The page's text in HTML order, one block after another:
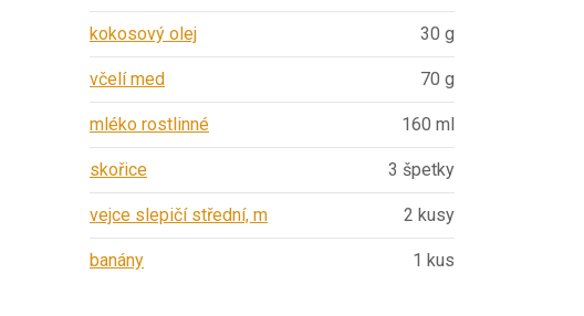
kokosový olej 30 g
včelí med 70 g
mléko rostlinné 160 ml
skořice 3 špetky
vejce slepičí střední, m 2 kusy
banány 1 kus